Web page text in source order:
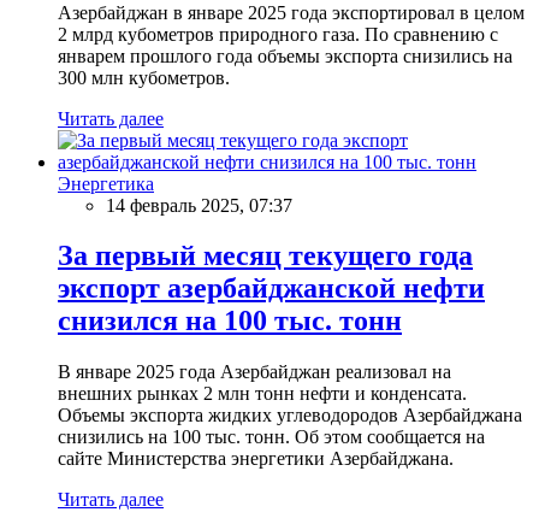
Азербайджан в январе 2025 года экспортировал в целом
2 млрд кубометров природного газа. По сравнению с
январем прошлого года объемы экспорта снизились на
300 млн кубометров.
Читать далее
Энергетика
14 февраль 2025, 07:37
За первый месяц текущего года
экспорт азербайджанской нефти
снизился на 100 тыс. тонн
В январе 2025 года Азербайджан реализовал на
внешних рынках 2 млн тонн нефти и конденсата.
Объемы экспорта жидких углеводородов Азербайджана
снизились на 100 тыс. тонн. Об этом сообщается на
сайте Министерства энергетики Азербайджана.
Читать далее